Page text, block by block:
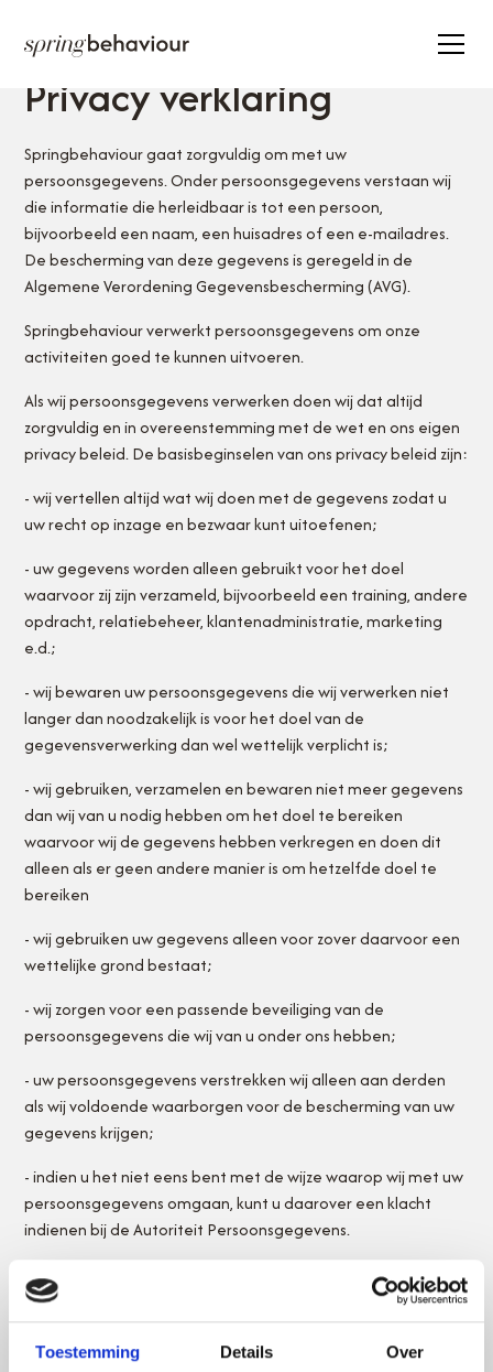
Toestemming Details Over
35.000+ deelnemers Actief in 20+ landen
Privacy verklaring
Springbehaviour gaat zorgvuldig om met uw
persoonsgegevens. Onder persoonsgegevens verstaan wij
die informatie die herleidbaar is tot een persoon,
bijvoorbeeld een naam, een huisadres of een e-mailadres.
De bescherming van deze gegevens is geregeld in de
Algemene Verordening Gegevensbescherming (AVG).
Springbehaviour verwerkt persoonsgegevens om onze
activiteiten goed te kunnen uitvoeren.
Als wij persoonsgegevens verwerken doen wij dat altijd
zorgvuldig en in overeenstemming met de wet en ons eigen
privacy beleid. De basisbeginselen van ons privacy beleid zijn:
- wij vertellen altijd wat wij doen met de gegevens zodat u
uw recht op inzage en bezwaar kunt uitoefenen;
- uw gegevens worden alleen gebruikt voor het doel
waarvoor zij zijn verzameld, bijvoorbeeld een training, andere
opdracht, relatiebeheer, klantenadministratie, marketing
e.d.;
- wij bewaren uw persoonsgegevens die wij verwerken niet
langer dan noodzakelijk is voor het doel van de
gegevensverwerking dan wel wettelijk verplicht is;
- wij gebruiken, verzamelen en bewaren niet meer gegevens
dan wij van u nodig hebben om het doel te bereiken
waarvoor wij de gegevens hebben verkregen en doen dit
alleen als er geen andere manier is om hetzelfde doel te
bereiken
- wij gebruiken uw gegevens alleen voor zover daarvoor een
wettelijke grond bestaat;
- wij zorgen voor een passende beveiliging van de
persoonsgegevens die wij van u onder ons hebben;
- uw persoonsgegevens verstrekken wij alleen aan derden
als wij voldoende waarborgen voor de bescherming van uw
gegevens krijgen;
- indien u het niet eens bent met de wijze waarop wij met uw
persoonsgegevens omgaan, kunt u daarover een klacht
indienen bij de Autoriteit Persoonsgegevens.
In de volgende situaties kunt u bij ons een verzoek indienen:
1. indien u wilt weten welke persoonsgegevens wij van u
verwerken;